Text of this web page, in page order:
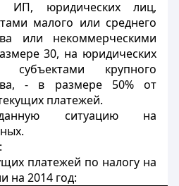
ИП, юридических лиц,
малого или среднего
или некоммерческими
30, на юридических
крупного
- в размере 50% от
платежей.
ситуацию на
платежей по налогу на
на 2014 год: